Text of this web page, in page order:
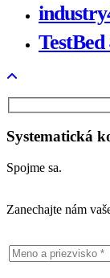
TestBed
Systematická
Spojme sa.
Zanechajte nám